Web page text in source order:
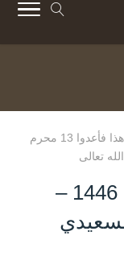
لمثل هذا فأعدوا 13 محرم
لمثل هذا فأعدوا 13 محرم 1446 –